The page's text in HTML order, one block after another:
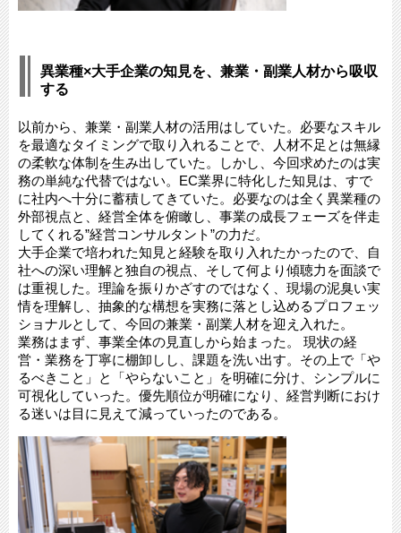
異業種×大手企業の知見を、兼業・副業人材から吸収
する​
以前から、兼業・副業人材の活用はしていた。必要なスキル
を最適なタイミングで取り入れることで、人材不足とは無縁
の柔軟な体制を生み出していた。しかし、今回求めたのは実
務の単純な代替ではない。EC業界に特化した知見は、すで
に社内へ十分に蓄積してきていた。必要なのは全く異業種の
外部視点と、経営全体を俯瞰し、事業の成長フェーズを伴走
してくれる”経営コンサルタント”の力だ。
大手企業で培われた知見と経験を取り入れたかったので、自
社への深い理解と独自の視点、そして何より傾聴力を面談で
は重視した。理論を振りかざすのではなく、現場の泥臭い実
情を理解し、抽象的な構想を実務に落とし込めるプロフェッ
ショナルとして、今回の兼業・副業人材を迎え入れた。
業務はまず、事業全体の見直しから始まった。 現状の経
営・業務を丁寧に棚卸しし、課題を洗い出す。その上で「や
るべきこと」と「やらないこと」を明確に分け、シンプルに
可視化していった。優先順位が明確になり、経営判断におけ
る迷いは目に見えて減っていったのである。